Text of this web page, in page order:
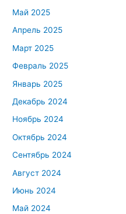
Май 2025
Апрель 2025
Март 2025
Февраль 2025
Январь 2025
Декабрь 2024
Ноябрь 2024
Октябрь 2024
Сентябрь 2024
Август 2024
Июнь 2024
Май 2024